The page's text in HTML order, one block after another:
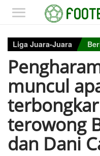
Liga Juara-Juara
muncul
terowong
dan Dani